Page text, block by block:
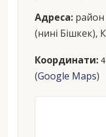
Адреса:район
(нині Бішкек),
Координати:
(Google Maps)